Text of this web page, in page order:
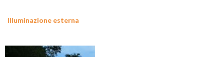
Illuminazione esterna